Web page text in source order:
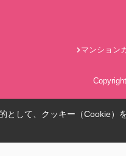
マンション
として、クッキー（Cookie）